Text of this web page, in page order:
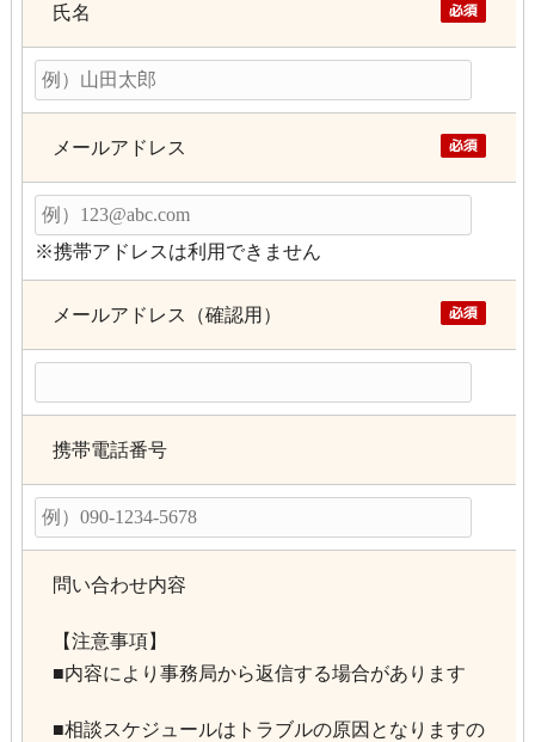
氏名
メールアドレス
※携帯アドレスは利用できません
メールアドレス（確認用）
携帯電話番号
問い合わせ内容
【注意事項】
■内容により事務局から返信する場合があります
■相談スケジュールはトラブルの原因となりますの